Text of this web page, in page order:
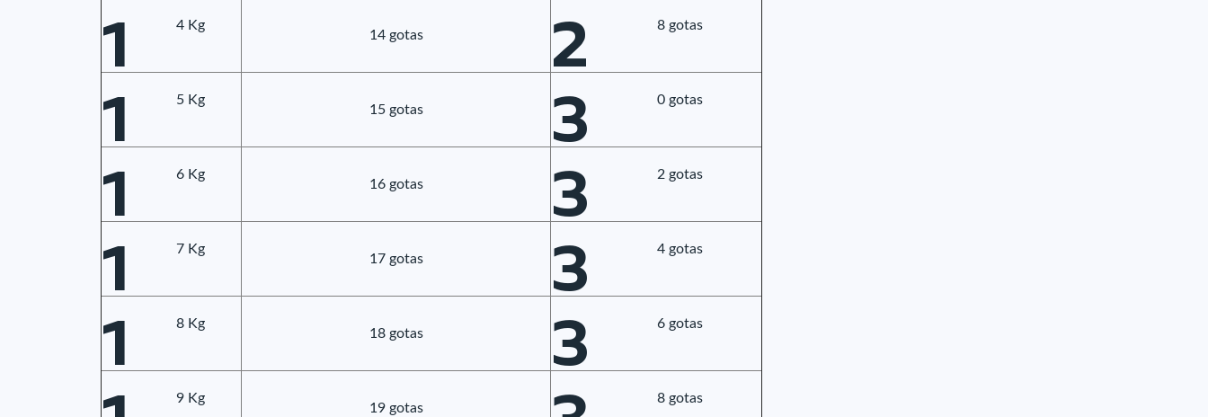
1 4 Kg
14 gotas 2 8 gotas
1 5 Kg
15 gotas 3 0 gotas
1 6 Kg
16 gotas 3 2 gotas
1 7 Kg
17 gotas 3 4 gotas
1 8 Kg
18 gotas 3 6 gotas
9 Kg
19 gotas
8 gotas